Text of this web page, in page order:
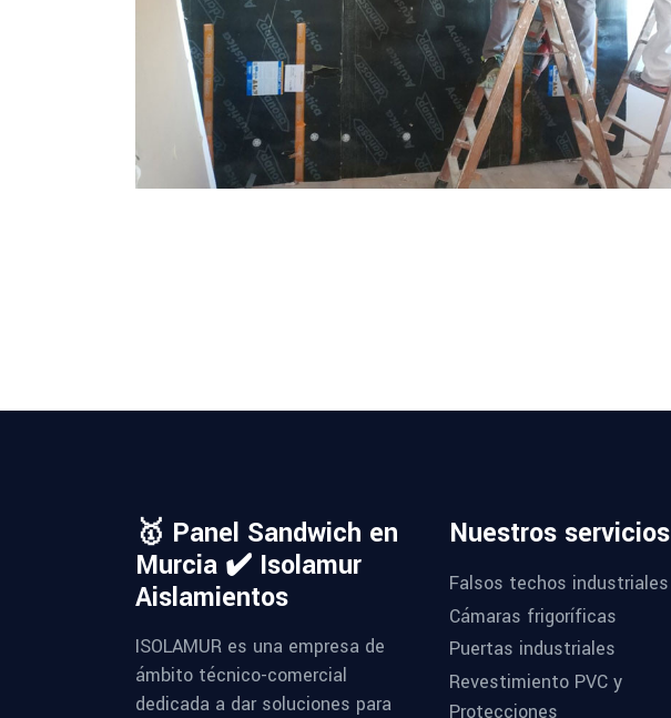
🥇 Panel Sandwich en
Murcia ✔️ Isolamur
Aislamientos
ISOLAMUR es una empresa de
ámbito técnico-comercial
dedicada a dar soluciones para
Nuestros servicios
Falsos techos industriales
Cámaras frigoríficas
Puertas industriales
Revestimiento PVC y
Protecciones